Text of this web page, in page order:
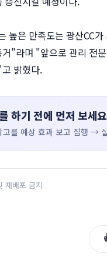
높은 만족도는 광산CC
"라며 "앞으로 관리 전
밝혔다.
하기 전에 먼저 보세요
고를 예상 효과 보고 집행 →
재배포 금지